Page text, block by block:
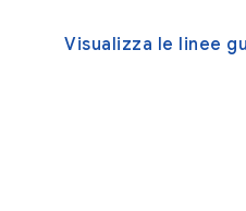
Visualizza le linee